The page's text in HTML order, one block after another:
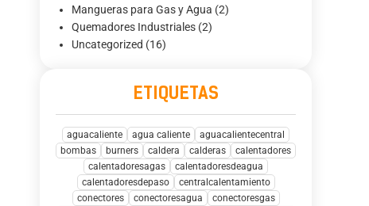
Mangueras para Gas y Agua (2)
Quemadores Industriales (2)
Uncategorized (16)
ETIQUETAS
aguacaliente agua caliente
aguacalientecentral
bombas
burners caldera calderas
calentadores
calentadoresagas
calentadoresdeagua
calentadoresdepaso
centralcalentamiento
conectores
conectoresagua
conectoresgas